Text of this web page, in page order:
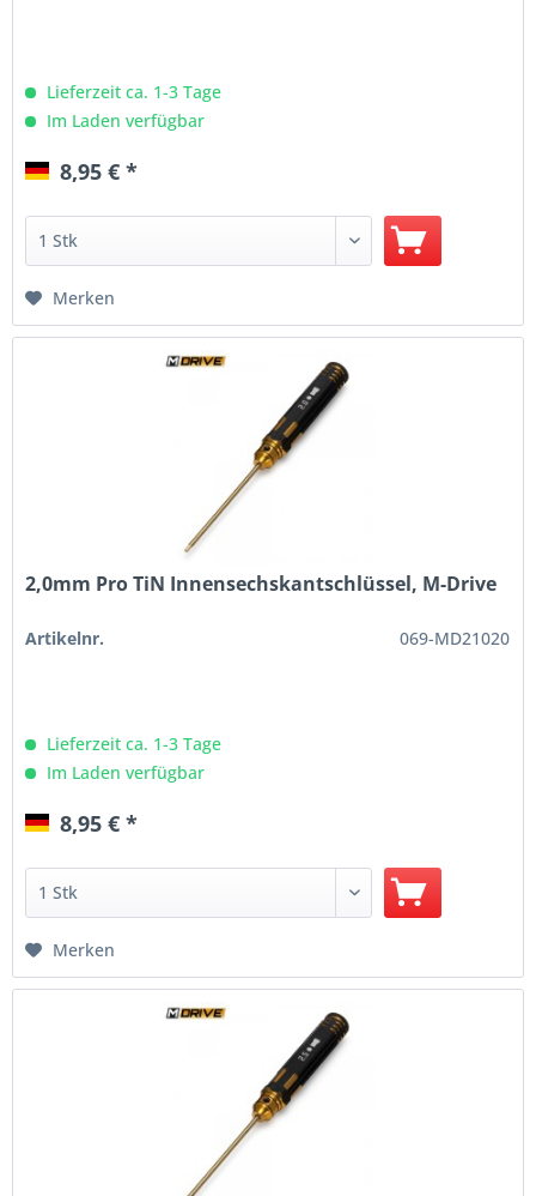
Lieferzeit ca. 1-3 Tage
Im Laden verfügbar
8,95 € *
Merken
2,0mm Pro TiN Innensechskantschlüssel, M-Drive
Artikelnr. 069-MD21020
Lieferzeit ca. 1-3 Tage
Im Laden verfügbar
8,95 € *
Merken